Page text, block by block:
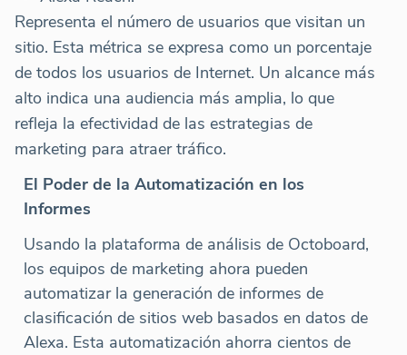
Representa el número de usuarios que visitan un
sitio. Esta métrica se expresa como un porcentaje
de todos los usuarios de Internet. Un alcance más
alto indica una audiencia más amplia, lo que
refleja la efectividad de las estrategias de
marketing para atraer tráfico.
El Poder de la Automatización en los
Informes
Usando la plataforma de análisis de Octoboard,
los equipos de marketing ahora pueden
automatizar la generación de informes de
clasificación de sitios web basados en datos de
Alexa. Esta automatización ahorra cientos de